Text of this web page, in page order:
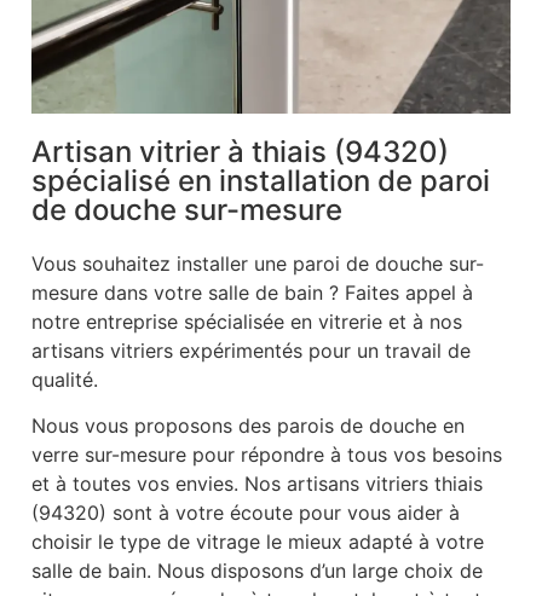
Artisan vitrier à thiais (94320)
spécialisé en installation de paroi
de douche sur-mesure
Vous souhaitez installer une paroi de douche sur-
mesure dans votre salle de bain ? Faites appel à
notre entreprise spécialisée en vitrerie et à nos
artisans vitriers expérimentés pour un travail de
qualité.
Nous vous proposons des parois de douche en
verre sur-mesure pour répondre à tous vos besoins
et à toutes vos envies. Nos artisans vitriers thiais
(94320) sont à votre écoute pour vous aider à
choisir le type de vitrage le mieux adapté à votre
salle de bain. Nous disposons d’un large choix de